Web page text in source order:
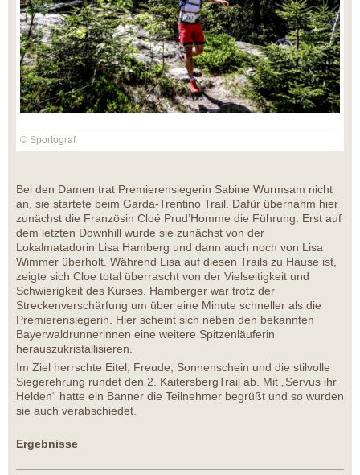
© Sportograf
Bei den Damen trat Premierensiegerin Sabine Wurmsam nicht
an, sie startete beim Garda-Trentino Trail. Dafür übernahm hier
zunächst die Französin Cloé Prud’Homme die Führung. Erst auf
dem letzten Downhill wurde sie zunächst von der
Lokalmatadorin Lisa Hamberg und dann auch noch von Lisa
Wimmer überholt. Während Lisa auf diesen Trails zu Hause ist,
zeigte sich Cloe total überrascht von der Vielseitigkeit und
Schwierigkeit des Kurses. Hamberger war trotz der
Streckenverschärfung um über eine Minute schneller als die
Premierensiegerin. Hier scheint sich neben den bekannten
Bayerwaldrunnerinnen eine weitere Spitzenläuferin
herauszukristallisieren.
Im Ziel herrschte Eitel, Freude, Sonnenschein und die stilvolle
Siegerehrung rundet den 2. KaitersbergTrail ab. Mit „Servus ihr
Helden“ hatte ein Banner die Teilnehmer begrüßt und so wurden
sie auch verabschiedet.
Ergebnisse